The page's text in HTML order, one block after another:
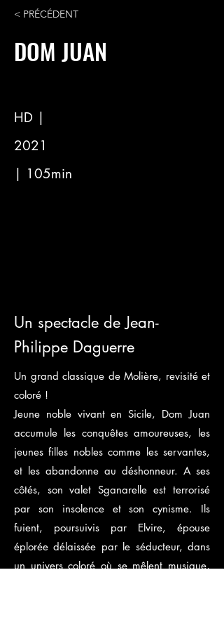
< PRÉCÉDENT
DOM JUAN
HD |
2021
| 105min
Un spectacle de Jean-
Philippe Daguerre
Un grand classique de Molière, revisité et
coloré !
Jeune noble vivant en Sicile, Dom Juan
accumule les conquêtes amoureuses, les
jeunes filles nobles comme les servantes,
et les abandonne au déshonneur. A ses
côtés, son valet Sganarelle est terrorisé
par son insolence et son cynisme. Ils
fuient, poursuivis par Elvire, épouse
éplorée délaissée par le séducteur, dans
un univers coloré où se mêlent musique,